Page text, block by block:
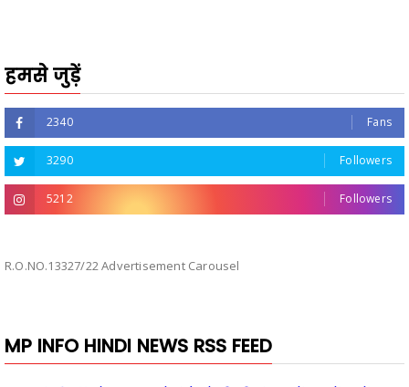
हमसे जुड़ें
2340 Fans
3290 Followers
5212 Followers
R.O.NO.13327/22 Advertisement Carousel
MP INFO HINDI NEWS RSS FEED